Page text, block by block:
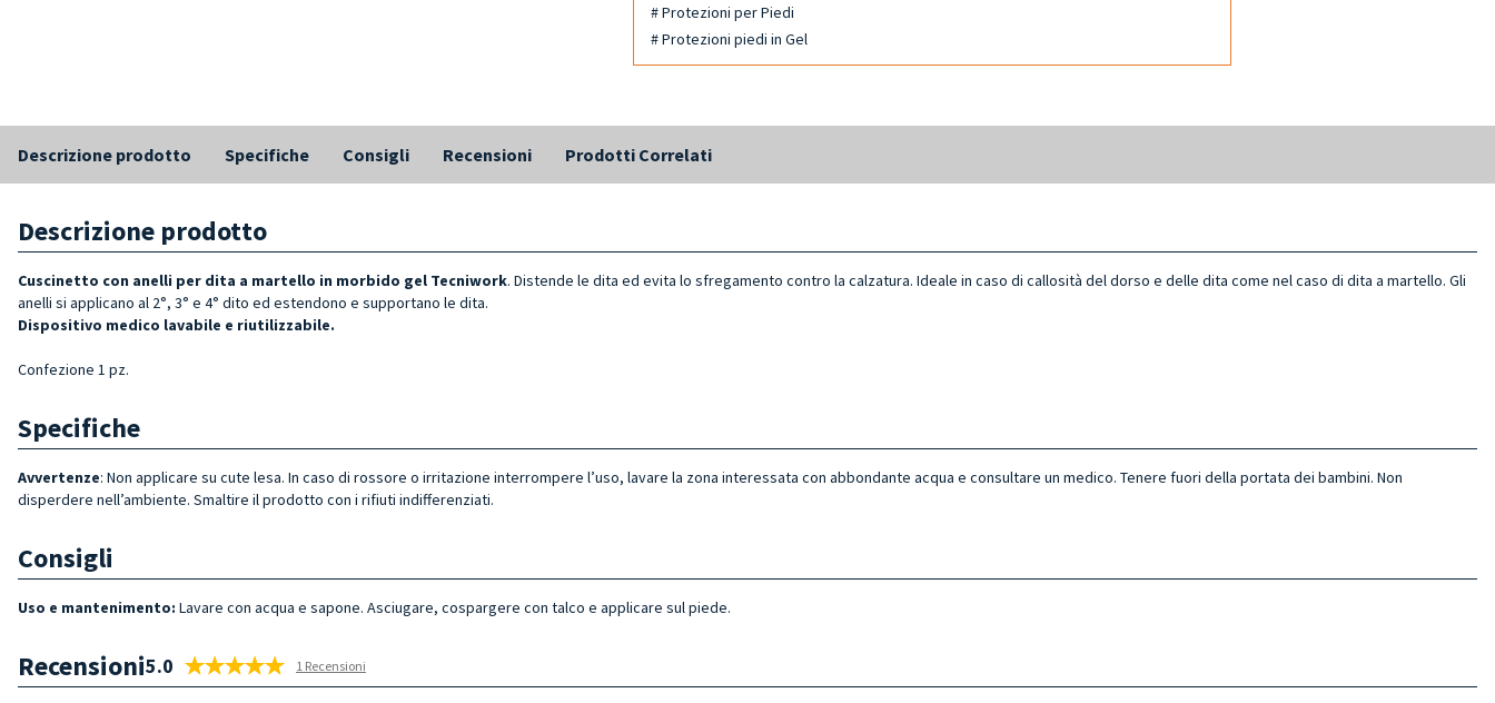
# Protezioni per Piedi
# Protezioni piedi in Gel
Descrizione prodotto Specifiche Consigli Recensioni Prodotti Correlati
Descrizione prodotto
Cuscinetto con anelli per dita a martello in morbido gel Tecniwork. Distende le dita ed evita lo sfregamento contro la calzatura. Ideale in caso di callosità del dorso e delle dita come nel caso di dita a martello. Gli
anelli si applicano al 2°, 3° e 4° dito ed estendono e supportano le dita.
Dispositivo medico lavabile e riutilizzabile.
Confezione 1 pz.
Specifiche
Avvertenze: Non applicare su cute lesa. In caso di rossore o irritazione interrompere l’uso, lavare la zona interessata con abbondante acqua e consultare un medico. Tenere fuori della portata dei bambini. Non
disperdere nell’ambiente. Smaltire il prodotto con i rifiuti indifferenziati.
Consigli
Uso e mantenimento: Lavare con acqua e sapone. Asciugare, cospargere con talco e applicare sul piede.
Recensioni5.0 1 Recensioni